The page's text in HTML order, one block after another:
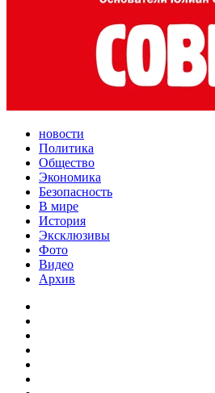
новости
Политика
Общество
Экономика
Безопасность
В мире
История
Эксклюзивы
Фото
Видео
Архив